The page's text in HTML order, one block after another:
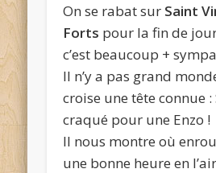
On se rabat sur Saint
Forts pour la fin de
c’est beaucoup +
Il n’y a pas grand
croise une tête connue
craqué pour une Enzo !
Il nous montre où
une bonne heure en